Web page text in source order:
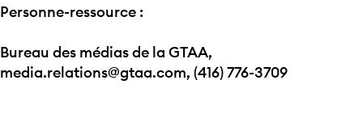
Personne-ressource :
Bureau des médias de la GTAA,
media.relations@gtaa.com, (416) 776-3709